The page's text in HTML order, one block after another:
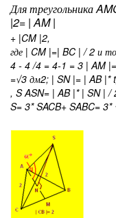
Для треугольника
|2= | AM |
+ |CM |2,
где | CM |=| BC | / 2 и
4 - 4 /4 = 4-1 = 3 | AM
=√3 дм2; | SN |= | AB |*
, SASN= | AB |* | SN | /
S= 3* SACB+ SABC= 3*